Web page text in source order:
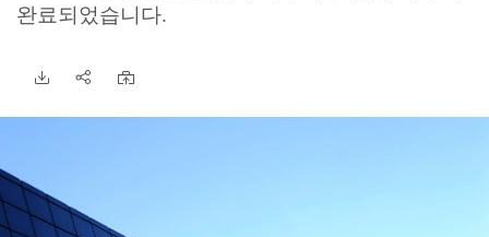
완료되었습니다.